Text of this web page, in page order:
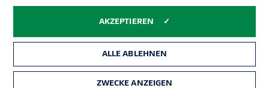
Liveticker
AGB
AKZEPTIEREN
ALLE ABLEHNEN
ZWECKE ANZEIGEN